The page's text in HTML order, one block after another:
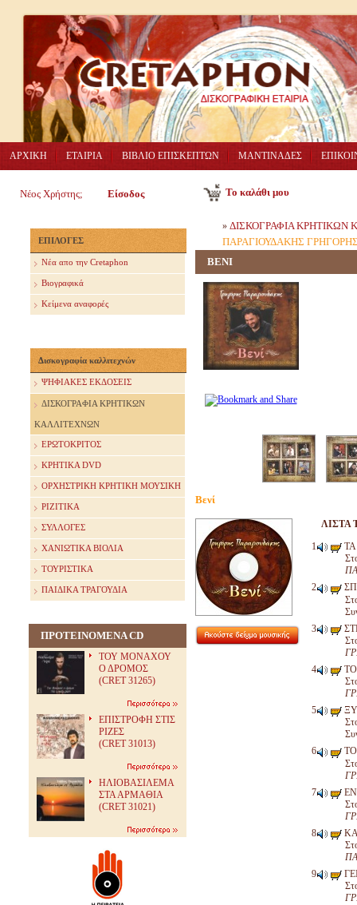
ΑΡΧΙΚΗ ΕΤΑΙΡΙΑ ΒΙΒΛΙΟ ΕΠΙΣΚΕΠΤΩΝ ΜΑΝΤΙΝΑΔΕΣ
Νέος Χρήστης; Είσοδος Το καλάθι μου
ΕΠΙΛΟΓΕΣ
Nέα απο την Cretaphon
Βιογραφικά
Κείμενα αναφορές
Δισκογραφία καλλιτεχνών
ΨΗΦΙΑΚΕΣ ΕΚΔΟΣΕΙΣ
ΔΙΣΚΟΓΡΑΦΙΑ ΚΡΗΤΙΚΩΝ
ΚΑΛΛΙΤΕΧΝΩΝ
ΕΡΩΤΟΚΡΙΤΟΣ
ΚΡΗΤΙΚΑ DVD
ΟΡΧΗΣΤΡΙΚΗ ΚΡΗΤΙΚΗ ΜΟΥΣΙΚΗ
ΡΙΖΙΤΙΚΑ
ΣΥΛΛΟΓΕΣ
ΧΑΝΙΩΤΙΚΑ ΒΙΟΛΙΑ
ΤΟΥΡΙΣΤΙΚΑ
ΠΑΙΔΙΚΑ ΤΡΑΓΟΥΔΙΑ
ΠΡΟΤΕΙΝΟΜΕΝΑ CD
ΤΟΥ ΜΟΝΑΧΟΥ
Ο ΔΡΟΜΟΣ
(CRET 31265)
ΕΠΙΣΤΡΟΦΗ ΣΤΙΣ
ΡΙΖΕΣ
(CRET 31013)
ΗΛΙΟΒΑΣΙΛΕΜΑ
ΣΤΑ ΑΡΜΑΘΙΑ
(CRET 31021)
» ΔΙΣΚΟΓΡΑΦΙΑ ΚΡΗΤΙΚΩΝ
ΠΑΡΑΓΙΟΥΔΑΚΗΣ
ΒΕΝΙ
Βενί
ΛΙΣΤΑ
ΤΑ
ΤΟ
ΤΟ